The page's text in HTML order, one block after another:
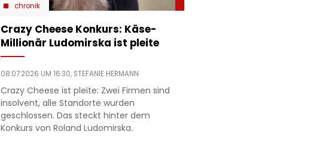
chronik
Crazy Cheese Konkurs: Käse-
Millionär Ludomirska ist pleite
08.07.2026 UM 16:30, STEFANIE HERMANN
Crazy Cheese ist pleite: Zwei Firmen sind
insolvent, alle Standorte wurden
geschlossen. Das steckt hinter dem
Konkurs von Roland Ludomirska.